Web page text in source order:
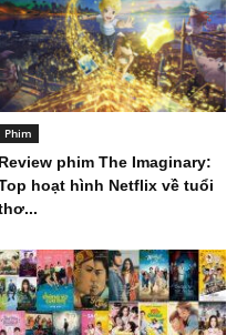
Phim
Review phim The Imaginary:
hoạt hình Netflix về tuổi